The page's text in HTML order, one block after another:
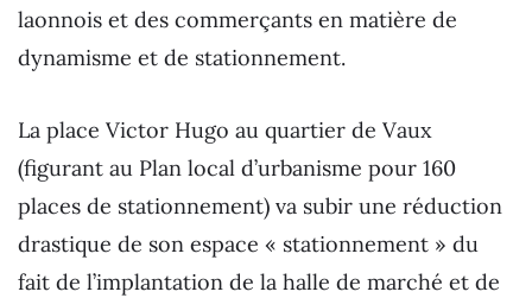
laonnois et des commerçants en matière de
dynamisme et de stationnement.
La place Victor Hugo au quartier de Vaux
(figurant au Plan local d’urbanisme pour 160
places de stationnement) va subir une réduction
drastique de son espace « stationnement » du
fait de l’implantation de la halle de marché et de